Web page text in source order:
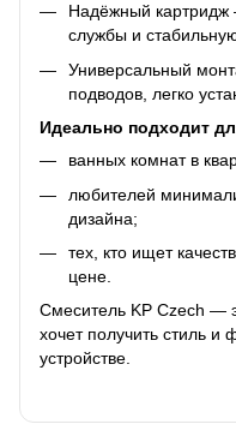
Надёжный картридж
службы и
Универсальный
подводов, легко
Идеально подходит
ванных комнат в
любителей
дизайна;
тех, кто ищет
цене.
Смеситель KP Czech —
хочет получить стиль и
устройстве.